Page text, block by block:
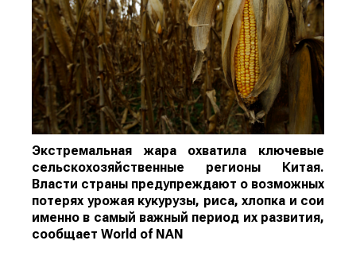
Экстремальная жара охватила ключевые
сельскохозяйственные регионы Китая.
Власти страны предупреждают о возможных
потерях урожая кукурузы, риса, хлопка и сои
именно в самый важный период их развития,
сообщает World of NAN